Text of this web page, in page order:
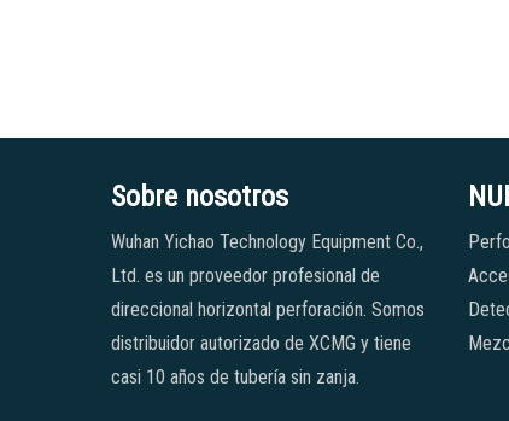
Sobre nosotros
Wuhan Yichao Technology Equipment Co.,
Ltd. es un proveedor profesional de
direccional horizontal perforación. Somos
distribuidor autorizado de XCMG y tiene
casi 10 años de tubería sin zanja.